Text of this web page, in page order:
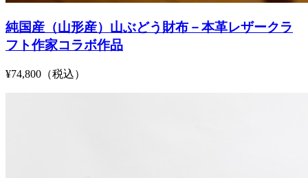
純国産（山形産）山ぶどう財布－本革レザークラ
フト作家コラボ作品
¥74,800（税込）